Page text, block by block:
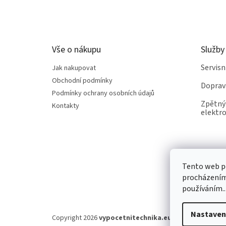
Tento web
Vše o nákupu
Jak nakupovat
Obchodní podmínky
Podmínky ochrany osobních údajů
Kontakty
Služby
Copyright 2026vypocetnitechnika.eu . Všechna práva